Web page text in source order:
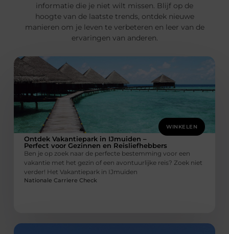
informatie die je niet wilt missen. Blijf op de
hoogte van de laatste trends, ontdek nieuwe
manieren om je leven te verbeteren en leer van de
ervaringen van anderen.
WINKELEN
Ontdek Vakantiepark in IJmuiden –
Perfect voor Gezinnen en Reisliefhebbers
Ben je op zoek naar de perfecte bestemming voor een
vakantie met het gezin of een avontuurlijke reis? Zoek niet
verder! Het Vakantiepark in IJmuiden
Nationale Carriere Check